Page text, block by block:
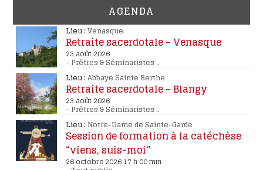
AGENDA
Lieu : Venasque
Retraite sacerdotale – Venasque
23 août 2026
- Prêtres & Séminaristes..
Lieu : Abbaye Sainte Berthe
Retraite sacerdotale – Blangy
23 août 2026
- Prêtres & Séminaristes..
Lieu : Notre-Dame de Sainte-Garde
Session de formation à la catéchèse
“viens, suis-moi”
26 octobre 2026 17 h 00 min